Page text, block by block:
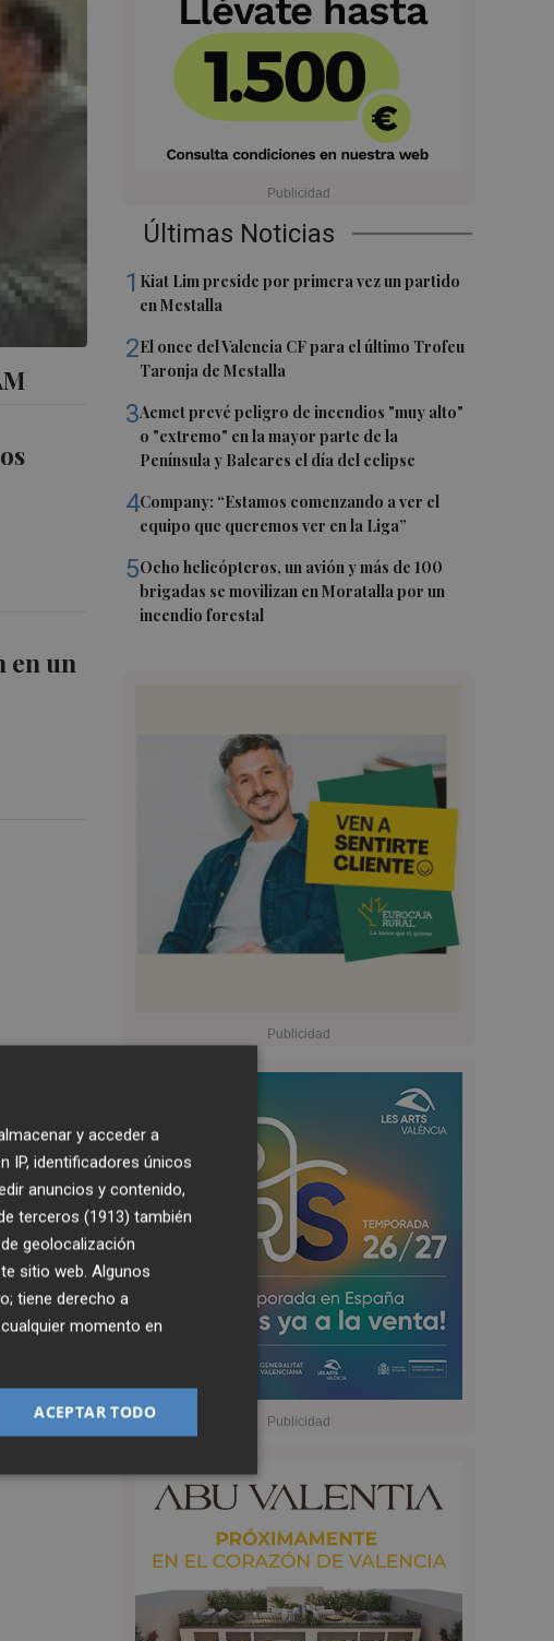
en un
Últimas Noticias
1 Kiat Lim preside por primera vez un partido
en Mestalla
2El once del Valencia CF para el último Trofeu
Taronja de Mestalla
3Aemet prevé peligro de incendios "muy alto"
o "extremo" en la mayor parte de la
Península y Baleares el día del eclipse
4Company: “Estamos comenzando a ver el
equipo que queremos ver en la Liga”
5Ocho helicópteros, un avión y más de 100
brigadas se movilizan en Moratalla por un
incendio forestal
y acceder a
IP, identificadores únicos
anuncios y contenido,
terceros (1913) también
geolocalización
sitio web. Algunos
tiene derecho a
momento en
ACEPTAR TODO